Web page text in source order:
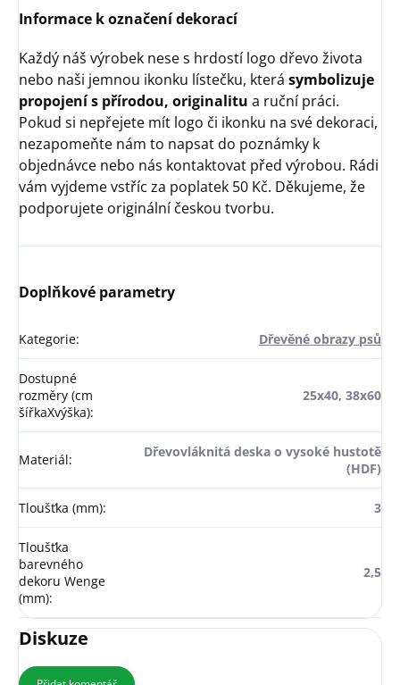
Informace k označení dekorací
Každý náš výrobek nese s hrdostí logo dřevo života
nebo naši jemnou ikonku lístečku, která symbolizuje
propojení s přírodou, originalitu a ruční práci.
Pokud si nepřejete mít logo či ikonku na své dekoraci,
nezapomeňte nám to napsat do poznámky k
objednávce nebo nás kontaktovat před výrobou. Rádi
vám vyjdeme vstříc za poplatek 50 Kč. Děkujeme, že
podporujete originální českou tvorbu.
Doplňkové parametry
Kategorie: Dřevěné obrazy psů
Dostupné
rozměry (cm
šířkaXvýška):
25x40, 38x60
Materiál:
Dřevovláknitá deska o vysoké hustotě
(HDF)
Tloušťka (mm): 3
Tloušťka
barevného
dekoru Wenge
(mm):
2,5
Diskuze